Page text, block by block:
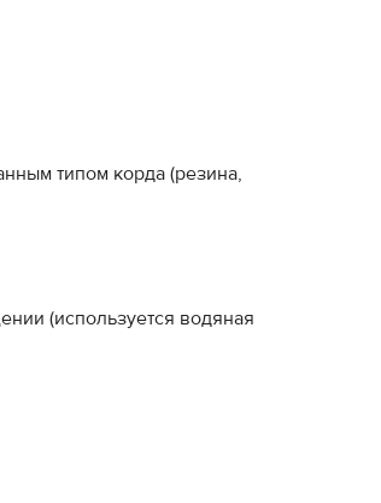
типом корда (резина,
(используется водяная